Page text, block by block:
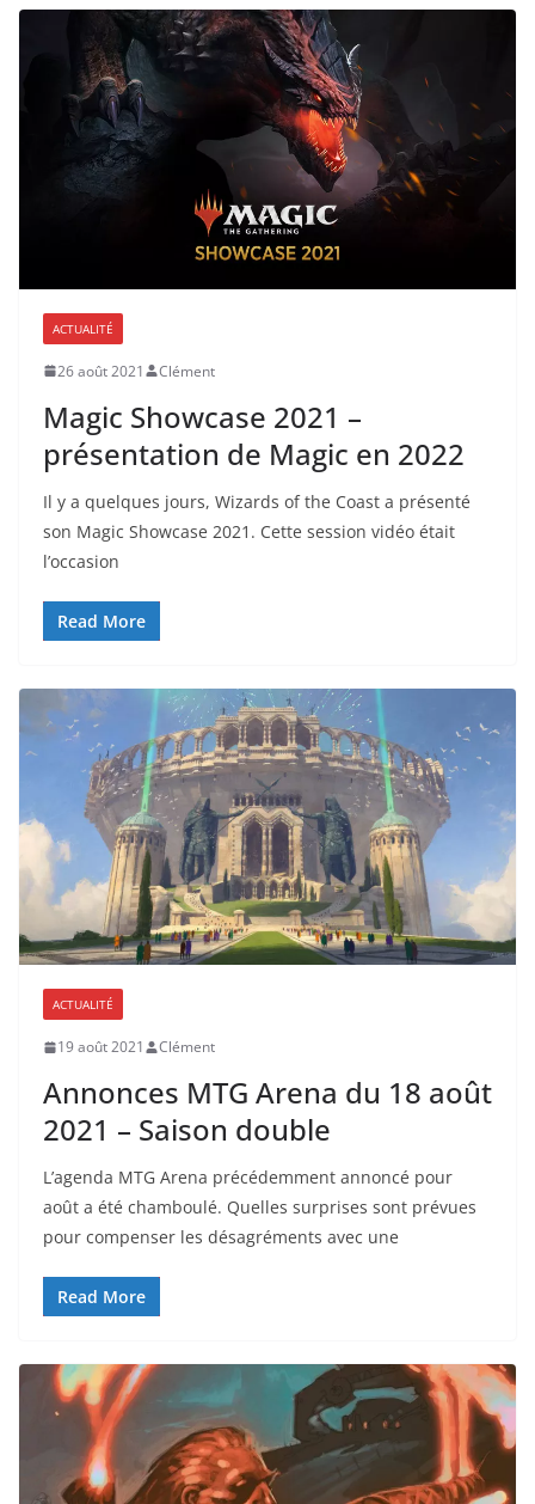
ACTUALITÉ
26 août 2021 Clément
Magic Showcase 2021 –
présentation de Magic en 2022
Il y a quelques jours, Wizards of the Coast a présenté
son Magic Showcase 2021. Cette session vidéo était
l’occasion
Read More
ACTUALITÉ
19 août 2021 Clément
Annonces MTG Arena du 18 août
2021 – Saison double
L’agenda MTG Arena précédemment annoncé pour
août a été chamboulé. Quelles surprises sont prévues
pour compenser les désagréments avec une
Read More